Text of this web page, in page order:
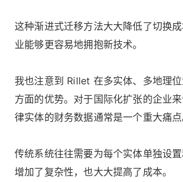
这种渐进式迁移方法大大降低了切换
业能够更容易地拥抱新技术。
我也注意到 Rillet 在多实体、多地理
方面的优势。对于国际化扩张的企业
律实体的财务数据通常是一个重大痛点
传统系统往往需要为每个实体单独设
增加了复杂性，也大大提高了成本。